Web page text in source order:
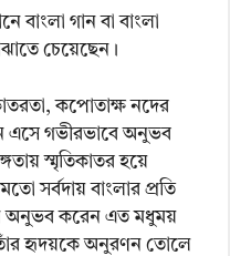
বাংলা গান বা বাংলা
চেয়েছেন।
কপোতাক্ষ নদের
এসে গভীরভাবে অনুভব
স্মৃতিকাতর হয়ে
সর্বদায় বাংলার প্রতি
অনুভব করেন এত মধুময়
হৃদয়কে অনুরণন তোলে